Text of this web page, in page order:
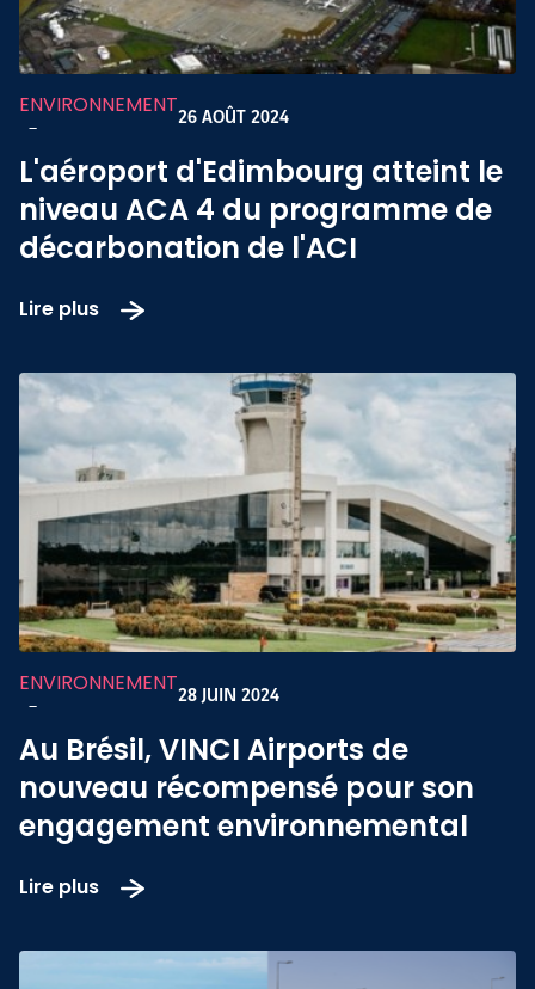
ENVIRONNEMENT
-
26 AOÛT 2024
L'aéroport d'Edimbourg atteint le
niveau ACA 4 du programme de
décarbonation de l'ACI
Lire plus
ENVIRONNEMENT
-
28 JUIN 2024
Au Brésil, VINCI Airports de
nouveau récompensé pour son
engagement environnemental
Lire plus